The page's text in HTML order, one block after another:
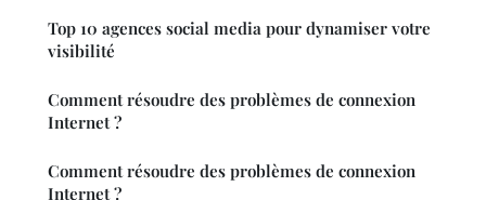
Top 10 agences social media pour dynamiser votre
visibilité
Comment résoudre des problèmes de connexion
Internet ?
Comment résoudre des problèmes de connexion
Internet ?